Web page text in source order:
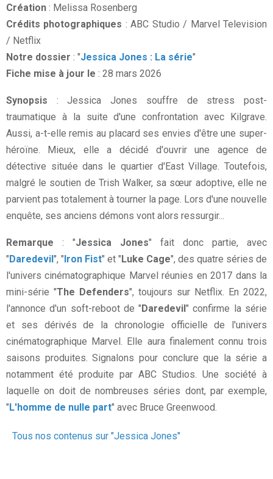
Création : Melissa Rosenberg
Crédits photographiques : ABC Studio / Marvel Television
/ Netflix
Notre dossier : "Jessica Jones : La série"
Fiche mise à jour le : 28 mars 2026
Synopsis : Jessica Jones souffre de stress post-
traumatique à la suite d'une confrontation avec Kilgrave.
Aussi, a-t-elle remis au placard ses envies d'être une super-
héroïne. Mieux, elle a décidé d'ouvrir une agence de
détective située dans le quartier d'East Village. Toutefois,
malgré le soutien de Trish Walker, sa sœur adoptive, elle ne
parvient pas totalement à tourner la page. Lors d'une nouvelle
enquête, ses anciens démons vont alors ressurgir...
Remarque : "Jessica Jones" fait donc partie, avec
"Daredevil", "Iron Fist" et "Luke Cage", des quatre séries de
l'univers cinématographique Marvel réunies en 2017 dans la
mini-série "The Defenders", toujours sur Netflix. En 2022,
l'annonce d'un soft-reboot de "Daredevil" confirme la série
et ses dérivés de la chronologie officielle de l'univers
cinématographique Marvel. Elle aura finalement connu trois
saisons produites. Signalons pour conclure que la série a
notamment été produite par ABC Studios. Une société à
laquelle on doit de nombreuses séries dont, par exemple,
"L'homme de nulle part" avec Bruce Greenwood.
Tous nos contenus sur "Jessica Jones"